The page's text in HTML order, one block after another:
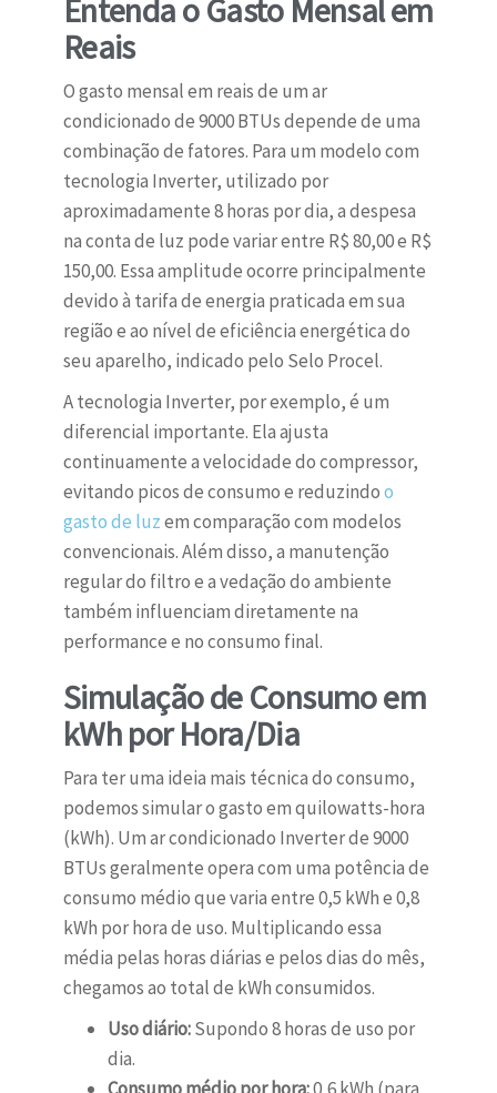
Entenda o Gasto Mensal em
Reais
O gasto mensal em reais de um ar
condicionado de 9000 BTUs depende de uma
combinação de fatores. Para um modelo com
tecnologia Inverter, utilizado por
aproximadamente 8 horas por dia, a despesa
na conta de luz pode variar entre R$ 80,00 e R$
150,00. Essa amplitude ocorre principalmente
devido à tarifa de energia praticada em sua
região e ao nível de eficiência energética do
seu aparelho, indicado pelo Selo Procel.
A tecnologia Inverter, por exemplo, é um
diferencial importante. Ela ajusta
continuamente a velocidade do compressor,
evitando picos de consumo e reduzindoo
gasto de luzem comparação com modelos
convencionais. Além disso, a manutenção
regular do filtro e a vedação do ambiente
também influenciam diretamente na
performance e no consumo final.
Simulação de Consumo em
kWh por Hora/Dia
Para ter uma ideia mais técnica do consumo,
podemos simular o gasto em quilowatts-hora
(kWh). Um ar condicionado Inverter de 9000
BTUs geralmente opera com uma potência de
consumo médio que varia entre 0,5 kWh e 0,8
kWh por hora de uso. Multiplicando essa
média pelas horas diárias e pelos dias do mês,
chegamos ao total de kWh consumidos.
Uso diário:Supondo 8 horas de uso por
dia.